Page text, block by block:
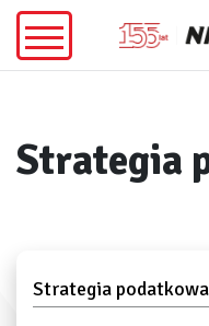
Strategia
Strategia podatkowa